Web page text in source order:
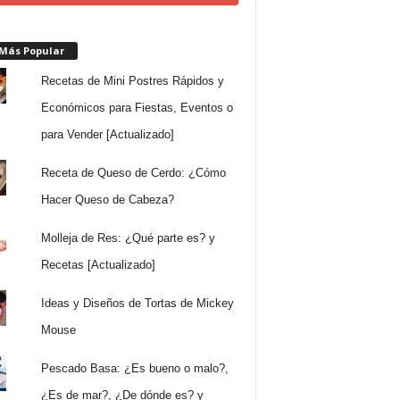
Popular
Recetas de Mini Postres Rápidos y
Económicos para Fiestas, Eventos o
para Vender [Actualizado]
Receta de Queso de Cerdo: ¿Cómo
Hacer Queso de Cabeza?
Molleja de Res: ¿Qué parte es? y
Recetas [Actualizado]
Ideas y Diseños de Tortas de Mickey
Mouse
Pescado Basa: ¿Es bueno o malo?,
¿Es de mar?, ¿De dónde es? y